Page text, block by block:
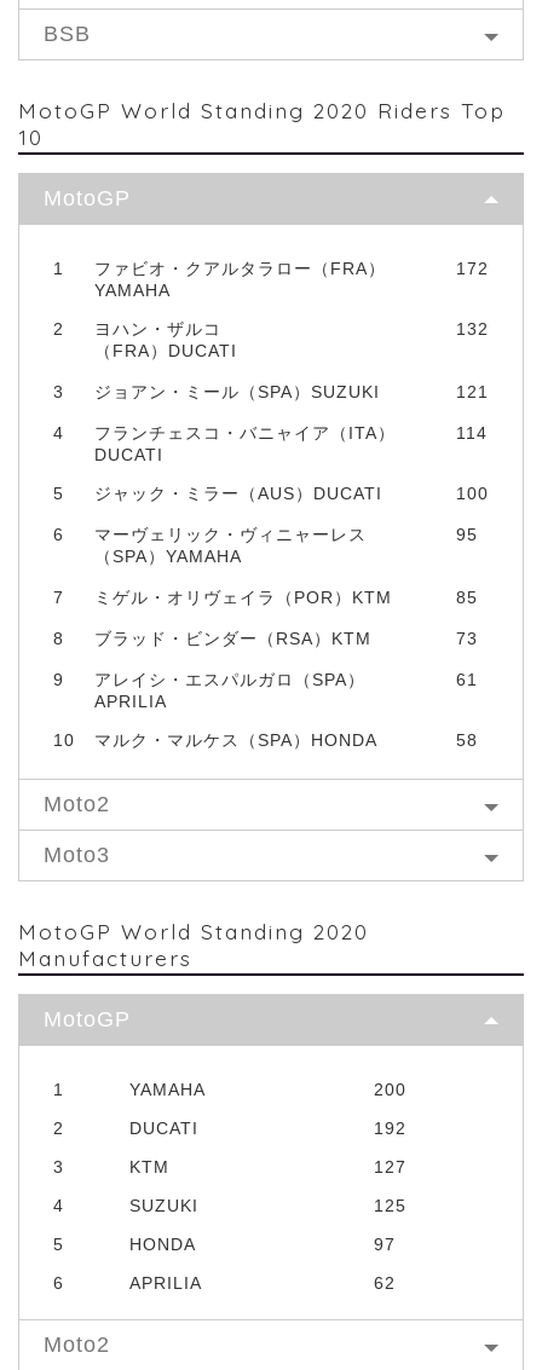
BSB
MotoGP World Standing 2020 Riders Top
10
MotoGP
1
ファビオ・クアルタラロー（FRA）
YAMAHA
172
2
ヨハン・ザルコ
（FRA）DUCATI
132
3 ジョアン・ミール（SPA）SUZUKI 121
4
フランチェスコ・バニャイア（ITA）
DUCATI
114
5 ジャック・ミラー（AUS）DUCATI 100
6
マーヴェリック・ヴィニャーレス
（SPA）YAMAHA
95
7 ミゲル・オリヴェイラ（POR）KTM 85
8 ブラッド・ビンダー（RSA）KTM 73
9
アレイシ・エスパルガロ（SPA）
APRILIA
61
10 マルク・マルケス（SPA）HONDA 58
Moto2
Moto3
MotoGP World Standing 2020
Manufacturers
MotoGP
1 YAMAHA
200
2
DUCATI
192
3
KTM
127
4
SUZUKI
125
5
HONDA
97
6
APRILIA 62
Moto2